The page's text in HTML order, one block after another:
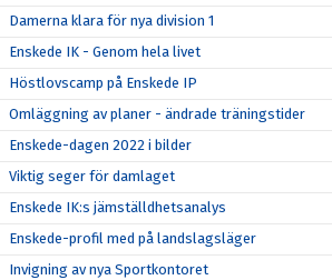
Damerna klara för nya division 1
Enskede IK - Genom hela livet
Höstlovscamp på Enskede IP
Omläggning av planer - ändrade träningstider
Enskede-dagen 2022 i bilder
Viktig seger för damlaget
Enskede IK:s jämställdhetsanalys
Enskede-profil med på landslagsläger
Invigning av nya Sportkontoret